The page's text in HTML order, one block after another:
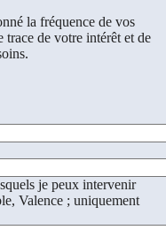
la fréquence de vos
trace de votre intérêt et de
je peux intervenir
Valence ; uniquement